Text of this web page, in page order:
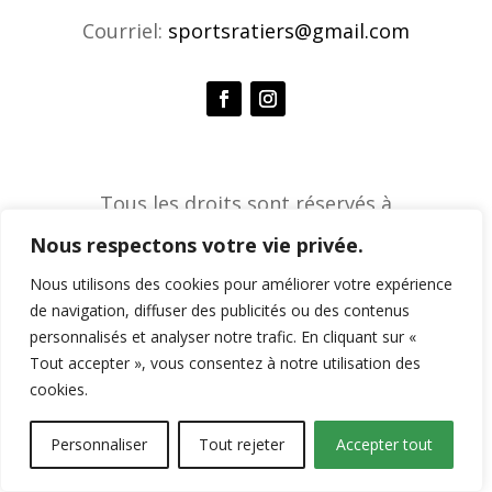
Nous respectons votre vie privée.
Nous utilisons des cookies pour améliorer votre expérience
de navigation, diffuser des publicités ou des contenus
personnalisés et analyser notre trafic. En cliquant sur «
Tout accepter », vous consentez à notre utilisation des
cookies.
Personnaliser Tout rejeter Accepter tout
Courriel: sportsratiers@gmail.com
Tous les droits sont réservés à
Agence créative Constella